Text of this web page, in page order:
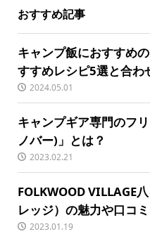
おすすめ記事
キャンプ飯におすすめ
すすめレシピ5選と合わ
2024.05.01
キャンプギア専門のフ
ノバー)」とは？
2023.02.21
FOLKWOOD VILLAGE
レッジ）の魅力や口コ
2023.01.19